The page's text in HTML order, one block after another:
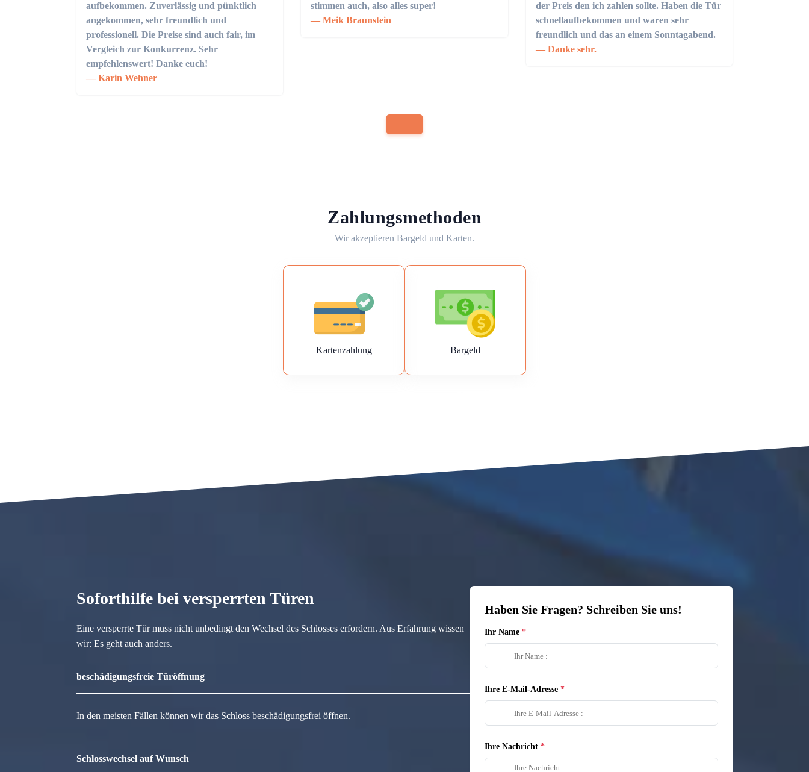
aufbekommen. Zuverlässig und pünktlich
angekommen, sehr freundlich und
professionell. Die Preise sind auch fair, im
Vergleich zur Konkurrenz. Sehr
empfehlenswert! Danke euch!
Karin Wehner
stimmen auch, also alles super!
Meik Braunstein
der Preis den ich zahlen sollte. Haben die Tür
schnellaufbekommen und waren sehr
freundlich und das an einem Sonntagabend.
Danke sehr.
Zahlungsmethoden
Wir akzeptieren Bargeld und Karten.
Kartenzahlung Bargeld
Soforthilfe bei versperrten Türen
Eine versperrte Tür muss nicht unbedingt den Wechsel des Schlosses erfordern. Aus Erfahrung wissen
wir: Es geht auch anders.
beschädigungsfreie Türöffnung
In den meisten Fällen können wir das Schloss beschädigungsfrei öffnen.
Schlosswechsel auf Wunsch
Haben Sie Fragen? Schreiben Sie uns!
Ihr Name
Ihre E-Mail-Adresse
Ihre Nachricht